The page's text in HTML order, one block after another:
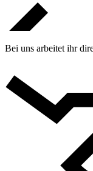
Bei uns arbeitet ihr